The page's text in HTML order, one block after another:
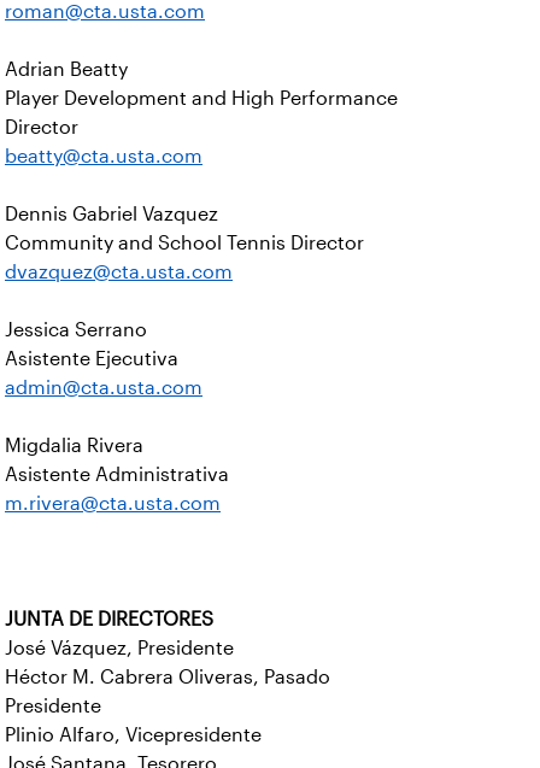
roman@cta.usta.com
Adrian Beatty
Player Development and High Performance
Director
beatty@cta.usta.com
Dennis Gabriel Vazquez
Community and School Tennis Director
dvazquez@cta.usta.com
Jessica Serrano
Asistente Ejecutiva
admin@cta.usta.com
Migdalia Rivera
Asistente Administrativa
m.rivera@cta.usta.com
JUNTA DE DIRECTORES
José Vázquez, Presidente
Héctor M. Cabrera Oliveras, Pasado
Presidente
Plinio Alfaro, Vicepresidente
José Santana, Tesorero